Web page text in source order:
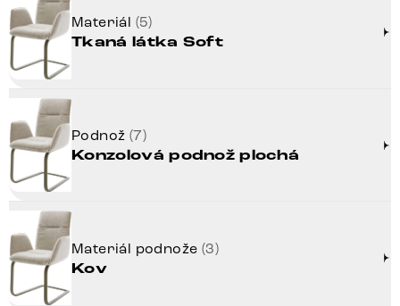
Materiál (5)
Tkaná látka Soft
Podnož (7)
Konzolová podnož plochá
Materiál podnože (3)
Kov